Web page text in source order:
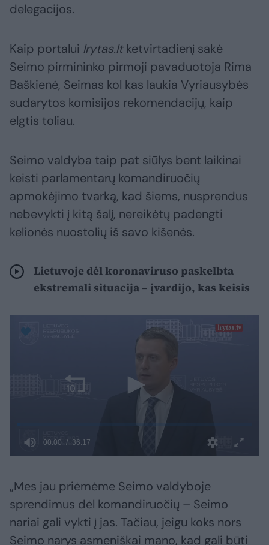
delegacijos.
Kaip portalui lrytas.ltketvirtadienį sakė
Seimo pirmininko pirmoji pavaduotoja Rima
Baškienė, Seimas kol kas laukia Vyriausybės
sudarytos komisijos rekomendacijų, kaip
elgtis toliau.
Seimo valdyba taip pat siūlys bent laikinai
keisti parlamentarų komandiruočių
apmokėjimo tvarką, kad šiems, nusprendus
nebevykti į kitą šalį, nereikėtų padengti
kelionės nuostolių iš savo kišenės.
Lietuvoje dėl koronaviruso paskelbta
ekstremali situacija – įvardijo, kas keisis
„Mes jau priėmėme Seimo valdyboje
sprendimus dėl komandiruočių – Seimo
nariai gali vykti į jas. Tačiau, jeigu koks nors
Seimo narys asmeniškai mano, kad gali būti